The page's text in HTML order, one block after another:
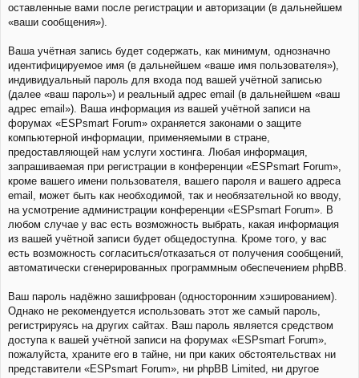
оставленные вами после регистрации и авторизации (в дальнейшем
«ваши сообщения»).
Ваша учётная запись будет содержать, как минимум, однозначно
идентифицируемое имя (в дальнейшем «ваше имя пользователя»),
индивидуальный пароль для входа под вашей учётной записью
(далее «ваш пароль») и реальный адрес email (в дальнейшем «ваш
адрес email»). Ваша информация из вашей учётной записи на
форумах «ESPsmart Forum» охраняется законами о защите
компьютерной информации, применяемыми в стране,
предоставляющей нам услуги хостинга. Любая информация,
запрашиваемая при регистрации в конференции «ESPsmart Forum»,
кроме вашего имени пользователя, вашего пароля и вашего адреса
email, может быть как необходимой, так и необязательной ко вводу,
на усмотрение администрации конференции «ESPsmart Forum». В
любом случае у вас есть возможность выбрать, какая информация
из вашей учётной записи будет общедоступна. Кроме того, у вас
есть возможность согласиться/отказаться от получения сообщений,
автоматически сгенерированных программным обеспечением phpBB.
Ваш пароль надёжно зашифрован (односторонним хэшированием).
Однако не рекомендуется использовать этот же самый пароль,
регистрируясь на других сайтах. Ваш пароль является средством
доступа к вашей учётной записи на форумах «ESPsmart Forum»,
пожалуйста, храните его в тайне, ни при каких обстоятельствах ни
представители «ESPsmart Forum», ни phpBB Limited, ни другое